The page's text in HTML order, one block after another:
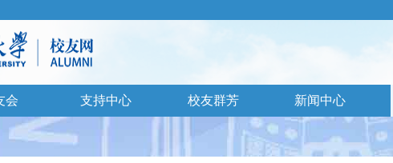
会 支持中心 校友群芳 新闻中心